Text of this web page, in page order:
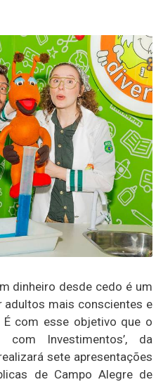
dinheiro desde cedo é um
mais conscientes e
com esse objetivo que o
com Investimentos’, da
sete apresentações
de Campo Alegre de